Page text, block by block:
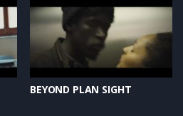
BEYOND PLAN SIGHT